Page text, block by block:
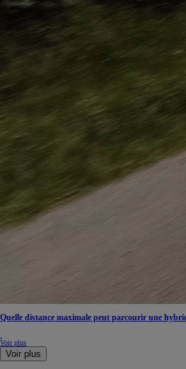
TOYOTA C-HR
Quelle distance maximale peut parcourir une
Voir plus
Voir plus